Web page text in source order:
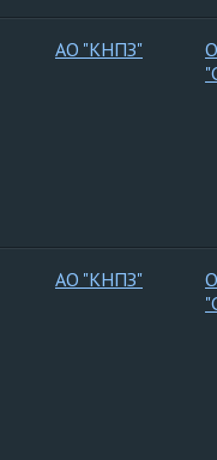
АО "КНПЗ"
АО "КНПЗ"